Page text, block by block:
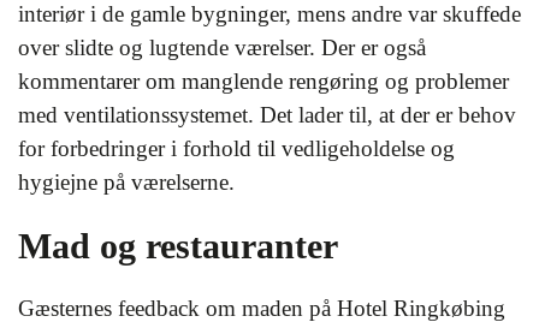
interiør i de gamle bygninger, mens andre var skuffede
over slidte og lugtende værelser. Der er også
kommentarer om manglende rengøring og problemer
med ventilationssystemet. Det lader til, at der er behov
for forbedringer i forhold til vedligeholdelse og
hygiejne på værelserne.
Mad og restauranter
Gæsternes feedback om maden på Hotel Ringkøbing